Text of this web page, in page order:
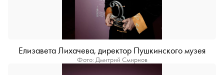
Елизавета Лихачева, директор Пушкинского музея
Фото: Дмитрий Смирнов